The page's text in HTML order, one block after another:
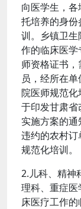
向医学生，
托培养的身
训。乡镇卫
作的临床医
师资格证书
员，经所在
院医师规范
于印发甘肃
实施方案的通
违约的农村
规范化培训。
2.儿科、精神
理科、重症
床医疗工作